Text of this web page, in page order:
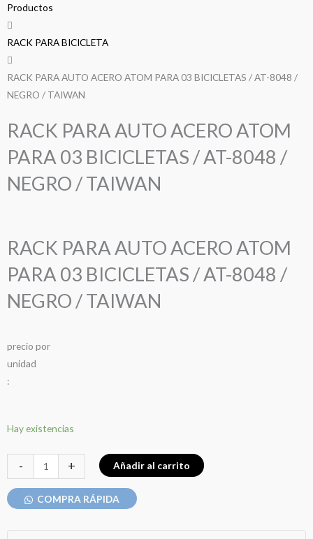
Productos
RACK PARA BICICLETA
RACK PARA AUTO ACERO ATOM PARA 03 BICICLETAS / AT-8048 /
NEGRO / TAIWAN
RACK PARA AUTO ACERO ATOM
PARA 03 BICICLETAS / AT-8048 /
NEGRO / TAIWAN
RACK PARA AUTO ACERO ATOM
PARA 03 BICICLETAS / AT-8048 /
NEGRO / TAIWAN
precio por
unidad
:
Hay existencias
-
RACK
ACERO
ATOM
03
+ Añadir al carrito
COMPRA RÁPIDA